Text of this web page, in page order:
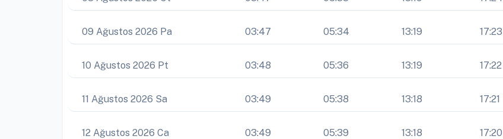
09 Ağustos 2026 Pa 03:47 05:34 13:19 17:23
10 Ağustos 2026 Pt 03:48 05:36 13:19 17:22
11 Ağustos 2026 Sa 03:49 05:38 13:18 17:21
12 Ağustos 2026 Ca 03:49 05:39 13:18 17:20